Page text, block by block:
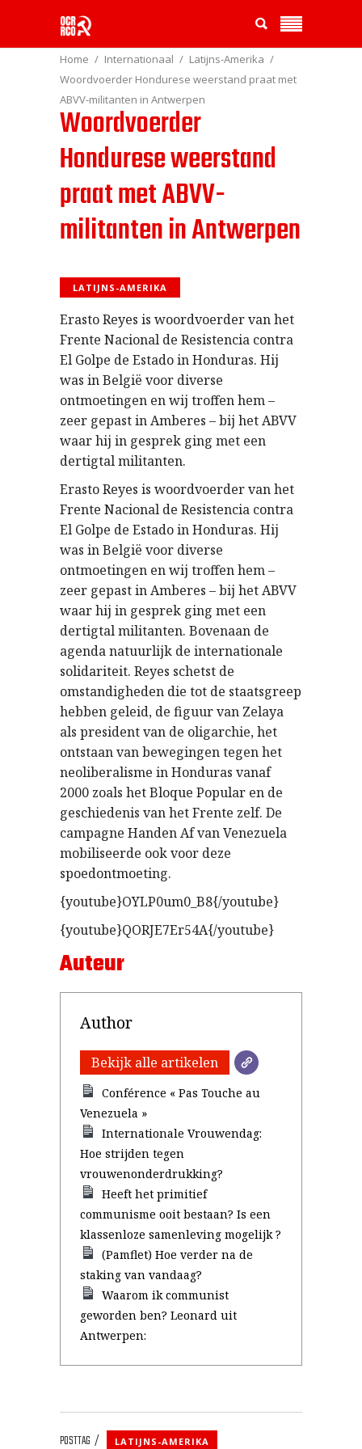
Home Internationaal
Latijns-Amerika
Woordvoerder Hondurese weerstand praat met
ABVV-militanten in Antwerpen
Woordvoerder
Hondurese weerstand
praat met ABVV-
militanten in Antwerpen
LATIJNS-AMERIKA
Erasto Reyes is woordvoerder van het
Frente Nacional de Resistencia contra
El Golpe de Estado in Honduras. Hij
was in België voor diverse
ontmoetingen en wij troffen hem –
zeer gepast in Amberes – bij het ABVV
waar hij in gesprek ging met een
dertigtal militanten.
Erasto Reyes is woordvoerder van het
Frente Nacional de Resistencia contra
El Golpe de Estado in Honduras. Hij
was in België voor diverse
ontmoetingen en wij troffen hem –
zeer gepast in Amberes – bij het ABVV
waar hij in gesprek ging met een
dertigtal militanten. Bovenaan de
agenda natuurlijk de internationale
solidariteit. Reyes schetst de
omstandigheden die tot de staatsgreep
hebben geleid, de figuur van Zelaya
als president van de oligarchie, het
ontstaan van bewegingen tegen het
neoliberalisme in Honduras vanaf
2000 zoals het Bloque Popular en de
geschiedenis van het Frente zelf. De
campagne Handen Af van Venezuela
mobiliseerde ook voor deze
spoedontmoeting.
{youtube}OYLP0um0_B8{/youtube}
{youtube}QORJE7Er54A{/youtube}
Auteur
Author
Bekijk alle artikelen
Conférence « Pas Touche au
Venezuela »
Internationale Vrouwendag:
Hoe strijden tegen
vrouwenonderdrukking?
Heeft het primitief
communisme ooit bestaan? Is een
klassenloze samenleving mogelijk ?
(Pamflet) Hoe verder na de
staking van vandaag?
Waarom ik communist
geworden ben? Leonard uit
Antwerpen:
POSTTAG LATIJNS-AMERIKA